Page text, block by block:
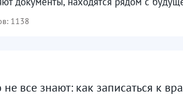
1138
все знают: как записаться к